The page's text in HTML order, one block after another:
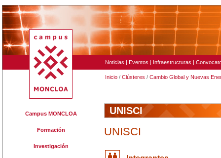
Noticias | Eventos | Infraestructuras |
Inicio / Clústeres / Cambio Global y Nuevas
Campus MONCLOA
Formación
Investigación
UNISCI
UNISCI